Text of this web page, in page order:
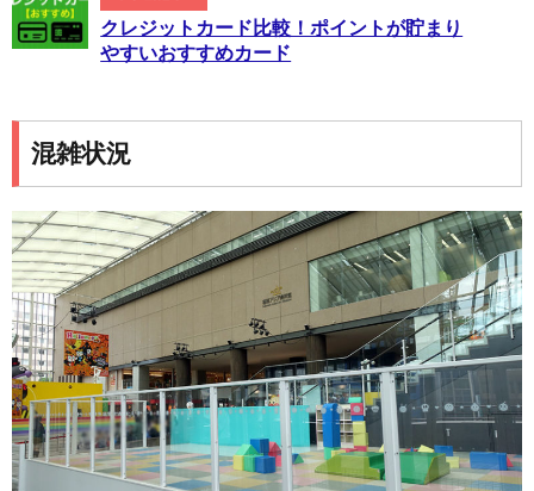
クレジットカード比較！ポイントが貯まり
やすいおすすめカード
混雑状況